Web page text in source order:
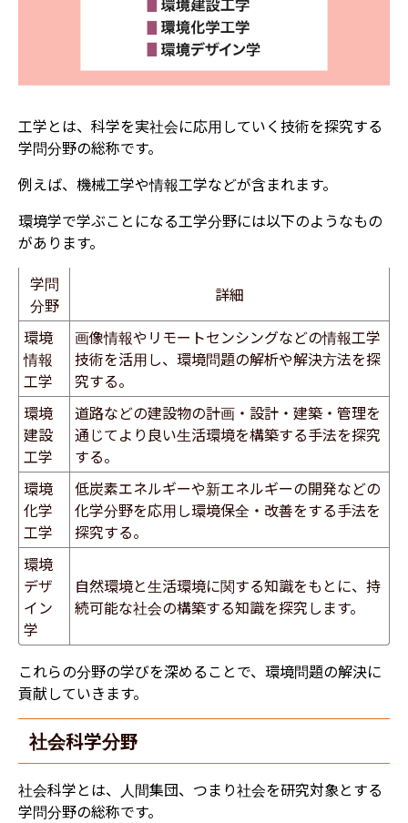
工学とは、科学を実社会に応用していく技術を探究する
学問分野の総称です。
例えば、機械工学や情報工学などが含まれます。
環境学で学ぶことになる工学分野には以下のようなもの
があります。
学問
分野
詳細
環境
情報
工学
画像情報やリモートセンシングなどの情報工学
技術を活用し、環境問題の解析や解決方法を探
究する。
環境
建設
工学
道路などの建設物の計画・設計・建築・管理を
通じてより良い生活環境を構築する手法を探究
する。
環境
化学
工学
低炭素エネルギーや新エネルギーの開発などの
化学分野を応用し環境保全・改善をする手法を
探究する。
環境
デザ
イン
学
自然環境と生活環境に関する知識をもとに、持
続可能な社会の構築する知識を探究します。
これらの分野の学びを深めることで、環境問題の解決に
貢献していきます。
社会科学分野
社会科学とは、人間集団、つまり社会を研究対象とする
学問分野の総称です。